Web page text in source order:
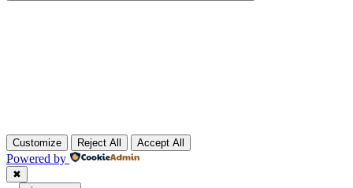
Customize Reject All Accept All
Powered by
✖